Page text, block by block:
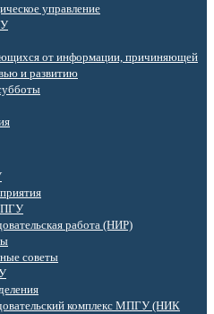
управление
от информации, причиняющей
и развитию
работа (НИР)
советы
комплекс МПГУ (НИК